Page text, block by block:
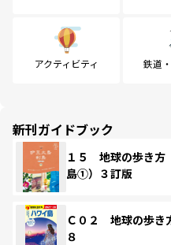
アクティビティ 鉄道
新刊ガイドブック
１５ 地球の歩き
島①）３訂版
Ｃ０２ 地球の歩
８